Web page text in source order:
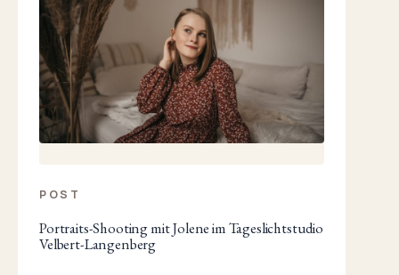
POST
Portraits-Shooting mit Jolene im Tageslichtstudio
Velbert-Langenberg